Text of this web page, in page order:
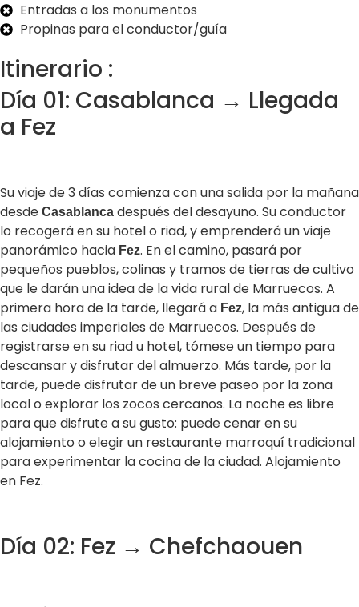
Entradas a los monumentos
Propinas para el conductor/guía
Itinerario :
Día 01: Casablanca → Llegada
a Fez
Su viaje de 3 días comienza con una salida por la mañana
desde Casablanca después del desayuno. Su conductor
lo recogerá en su hotel o riad, y emprenderá un viaje
panorámico hacia Fez. En el camino, pasará por
pequeños pueblos, colinas y tramos de tierras de cultivo
que le darán una idea de la vida rural de Marruecos. A
primera hora de la tarde, llegará a Fez, la más antigua de
las ciudades imperiales de Marruecos. Después de
registrarse en su riad u hotel, tómese un tiempo para
descansar y disfrutar del almuerzo. Más tarde, por la
tarde, puede disfrutar de un breve paseo por la zona
local o explorar los zocos cercanos. La noche es libre
para que disfrute a su gusto: puede cenar en su
alojamiento o elegir un restaurante marroquí tradicional
para experimentar la cocina de la ciudad. Alojamiento
en Fez.
Día 02: Fez → Chefchaouen